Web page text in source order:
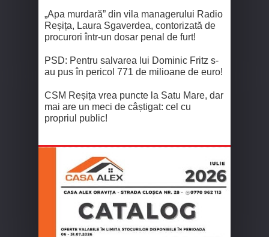
„Apa murdară” din vila managerului Radio
Reșița, Laura Sgaverdea, contorizată de
procurori într-un dosar penal de furt!
PSD: Pentru salvarea lui Dominic Fritz s-
au pus în pericol 771 de milioane de euro!
CSM Reșița vrea puncte la Satu Mare, dar
mai are un meci de câștigat: cel cu
propriul public!